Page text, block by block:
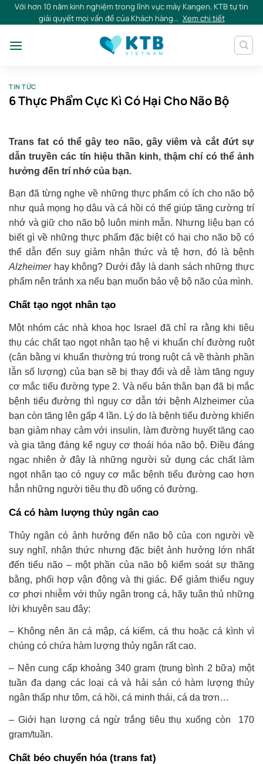
SkipVới hơn 10 năm kinh nghiệm trong lĩnh vực máy Kangen, KTB tự tin
giải quyết mọi vấn đề của Khách hàng... Xem chi tiết
TIN TỨC
6 Thực Phẩm Cực Kì Có Hại Cho Não Bộ
Trans fat có thể gây teo não, gây viêm và cắt đứt sự
dẫn truyền các tín hiệu thần kinh, thậm chí có thể ảnh
hưởng đến trí nhớ của bạn.
Bạn đã từng nghe về những thực phẩm có ích cho não bộ
như quả mọng họ dâu và cá hồi có thể giúp tăng cường trí
nhớ và giữ cho não bộ luôn minh mẫn. Nhưng liệu bạn có
biết gì về những thực phẩm đặc biệt có hại cho não bộ có
thể dẫn đến suy giảm nhận thức và tệ hơn, đó là bệnh
Alzheimerhay không? Dưới đây là danh sách những thực
phẩm nên tránh xa nếu bạn muốn bảo vệ bộ não của mình.
Chất tạo ngọt nhân tạo
Một nhóm các nhà khoa học Israel đã chỉ ra rằng khi tiêu
thụ các chất tạo ngọt nhân tạo hệ vi khuẩn chí đường ruột
(cân bằng vi khuẩn thường trú trong ruột cả về thành phần
lẫn số lượng) của bạn sẽ bị thay đổi và dễ làm tăng nguy
cơ mắc tiểu đường type 2. Và nếu bản thân bạn đã bị mắc
bệnh tiểu đường thì nguy cơ dẫn tới bệnh Alzheimer của
bạn còn tăng lên gấp 4 lần. Lý do là bệnh tiểu đường khiến
bạn giảm nhạy cảm với insulin, làm đường huyết tăng cao
và gia tăng đáng kể nguy cơ thoái hóa não bộ. Điều đáng
ngạc nhiên ở đây là những người sử dụng các chất làm
ngọt nhân tạo có nguy cơ mắc bệnh tiểu đường cao hơn
hẳn những người tiêu thụ đồ uống có đường.
Cá có hàm lượng thủy ngân cao
Thủy ngân có ảnh hưởng đến não bộ của con người về
suy nghĩ, nhận thức nhưng đặc biệt ảnh hưởng lớn nhất
đến tiểu não – một phần của não bộ kiểm soát sự thăng
bằng, phối hợp vận động và thị giác. Để giảm thiểu nguy
cơ phơi nhiễm với thủy ngân trong cá, hãy tuân thủ những
lời khuyên sau đây:
– Không nên ăn cá mập, cá kiếm, cá thu hoặc cá kình vì
chúng có chứa hàm lượng thủy ngân rất cao.
– Nên cung cấp khoảng 340 gram (trung bình 2 bữa) một
tuần đa dạng các loại cá và hải sản có hàm lượng thủy
ngân thấp như tôm, cá hồi, cá minh thái, cá da trơn…
– Giới hạn lượng cá ngừ trắng tiêu thụ xuống còn 170
gram/tuần.
Chất béo chuyển hóa (trans fat)